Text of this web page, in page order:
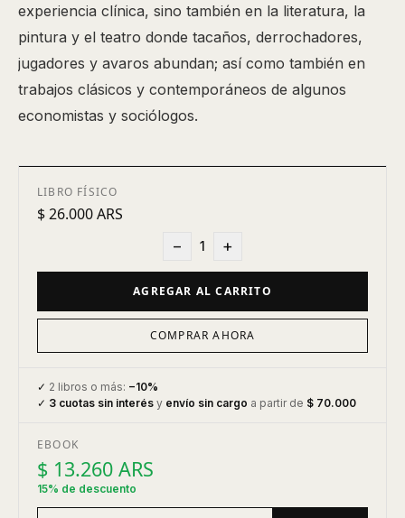
experiencia clínica, sino también en la literatura, la
pintura y el teatro donde tacaños, derrochadores,
jugadores y avaros abundan; así como también en
trabajos clásicos y contemporáneos de algunos
economistas y sociólogos.
LIBRO FÍSICO
$ 26.000 ARS
− 1 +
AGREGAR AL CARRITO
COMPRAR AHORA
✓ 2 libros o más: −10%
✓ 3 cuotas sin interés y envío sin cargo a partir de $ 70.000
EBOOK
$ 13.260 ARS
15% de descuento